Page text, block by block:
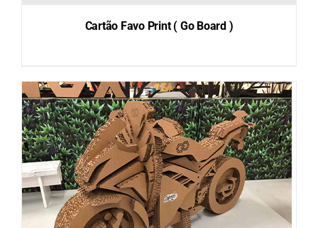
DETAILS
Cartão Favo Print ( Go Board )